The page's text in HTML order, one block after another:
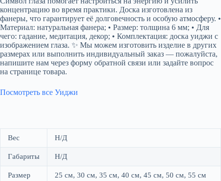
концентрацию во время практики. Доска изготовлена из
фанеры, что гарантирует её долговечность и особую атмосферу. •
Материал: натуральная фанера; • Размер: толщина 6 мм; • Для
чего: гадание, медитация, декор; • Комплектация: доска уиджи с
изображением глаза. ✨ Мы можем изготовить изделие в других
размерах или выполнить индивидуальный заказ — пожалуйста,
напишите нам через форму обратной связи или задайте вопрос
на странице товара.
Посмотреть все Уиджи
Вес Н/Д
Габариты Н/Д
Размер 25 см, 30 см, 35 см, 40 см, 45 см, 50 см, 55 см